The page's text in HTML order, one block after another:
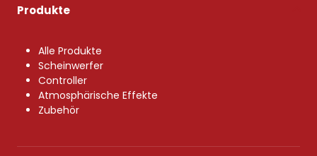
Produkte
Alle Produkte
Scheinwerfer
Controller
Atmosphärische Effekte
Zubehör